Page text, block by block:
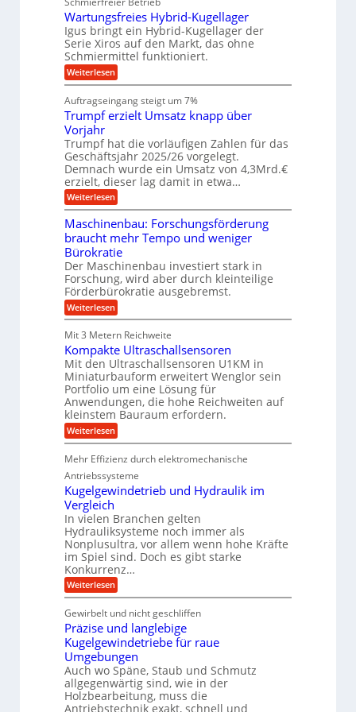
M
a
s
c
h
i
e
v
o
n
K
o
n
i
g
&
B
a
u
e
r
r
i
n
g
t
K
I
-
n
w
e
n
d
u
n
g
e
n
f
ü
d
i
e
P
r
o
d
u
k
t
i
n
i
n
d
e
n
M
i
t
t
e
l
s
g
k
r
e
i
s
l
a
u
f
g
e
l
s
c
h
i
e
e
n
ü
h
r
u
n
g
e
B
S
C
L
w
e
i
t
e
e
n
t
w
i
c
k
e
l
t
Wartungsfreies Hybrid-Kugellager
Igus bringt ein Hybrid-Kugellager der
Serie Xiros auf den Markt, das ohne
Schmiermittel funktioniert.
Weiterlesen:
W
r
t
g
s
r
e
i
s
H
y
b
r
i
d
-
K
g
e
l
l
a
g
e
r
Auftragseingang steigt um 7%
Trumpf erzielt Umsatz knapp über
Vorjahr
Trumpf hat die vorläufigen Zahlen für das
Geschäftsjahr 2025/26 vorgelegt.
Demnach wurde ein Umsatz von 4,3Mrd.€
erzielt, dieser lag damit in etwa…
Weiterlesen:
T
u
m
p
f
e
r
z
i
e
t
U
m
s
a
t
z
k
n
a
p
ü
b
e
V
o
r
j
a
h
r
Maschinenbau: Forschungsförderung
braucht mehr Tempo und weniger
Bürokratie
Der Maschinenbau investiert stark in
Forschung, wird aber durch kleinteilige
Förderbürokratie ausgebremst.
Weiterlesen:
M
s
c
h
i
n
e
n
b
a
u
F
o
r
s
h
u
n
g
s
f
ö
r
e
r
u
n
g
b
r
a
u
Mit 3 Metern Reichweite
Kompakte Ultraschallsensoren
Mit den Ultraschallsensoren U1KM in
Miniaturbauform erweitert Wenglor sein
Portfolio um eine Lösung für
Anwendungen, die hohe Reichweiten auf
kleinstem Bauraum erfordern.
Weiterlesen:
K
m
p
a
k
e
U
l
t
r
a
s
c
a
l
l
s
e
n
s
o
r
Mehr Effizienz durch elektromechanische
Antriebssysteme
Kugelgewindetrieb und Hydraulik im
Vergleich
In vielen Branchen gelten
Hydrauliksysteme noch immer als
Nonplusultra, vor allem wenn hohe Kräfte
im Spiel sind. Doch es gibt starke
Konkurrenz…
Weiterlesen:
K
g
e
l
g
e
w
i
n
d
Gewirbelt und nicht geschliffen
Präzise und langlebige
Kugelgewindetriebe für raue
Umgebungen
Auch wo Späne, Staub und Schmutz
allgegenwärtig sind, wie in der
Holzbearbeitung, muss die
Antriebstechnik exakt, schnell und